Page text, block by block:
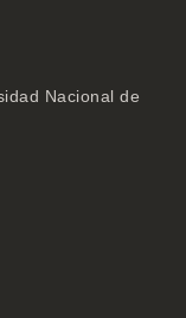
Nacional de